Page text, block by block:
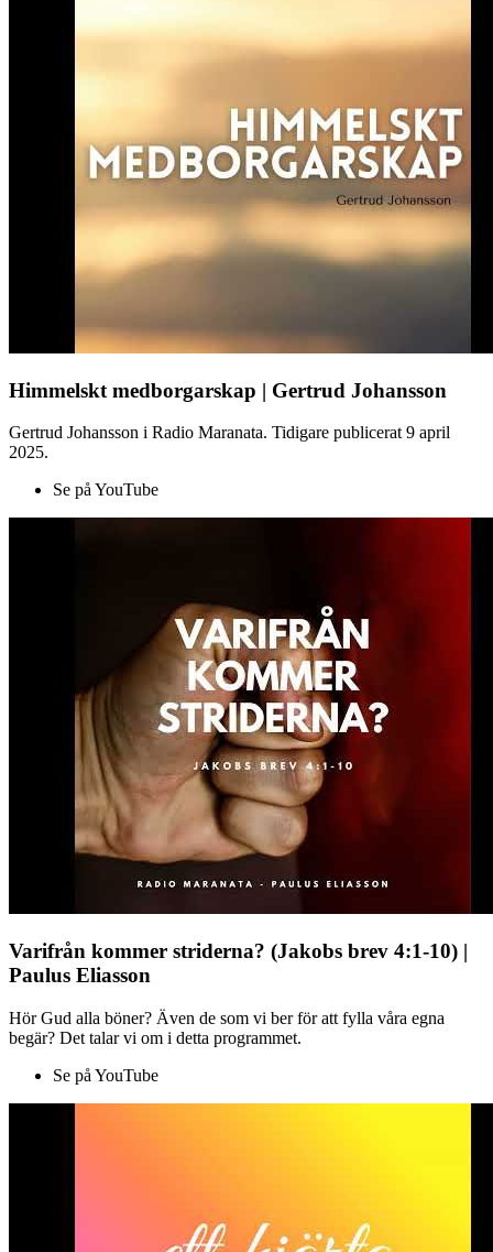
Himmelskt medborgarskap | Gertrud Johansson
Gertrud Johansson i Radio Maranata. Tidigare publicerat 9 april
2025.
Se på YouTube
Varifrån kommer striderna? (Jakobs brev 4:1-10) |
Paulus Eliasson
Hör Gud alla böner? Även de som vi ber för att fylla våra egna
begär? Det talar vi om i detta programmet.
Se på YouTube